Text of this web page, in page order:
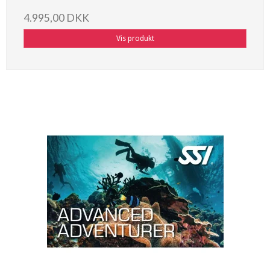
4.995,00 DKK
Vis produkt